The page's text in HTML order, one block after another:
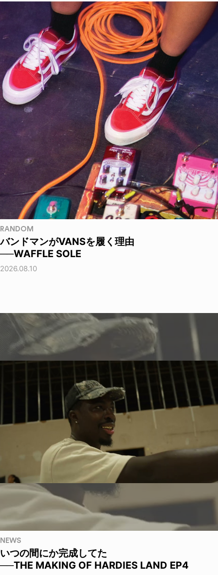
RANDOM
バンドマンがVANSを履く理由
──WAFFLE SOLE
2026.08.10
NEWS
いつの間にか完成してた
──THE MAKING OF HARDIES LAND EP4